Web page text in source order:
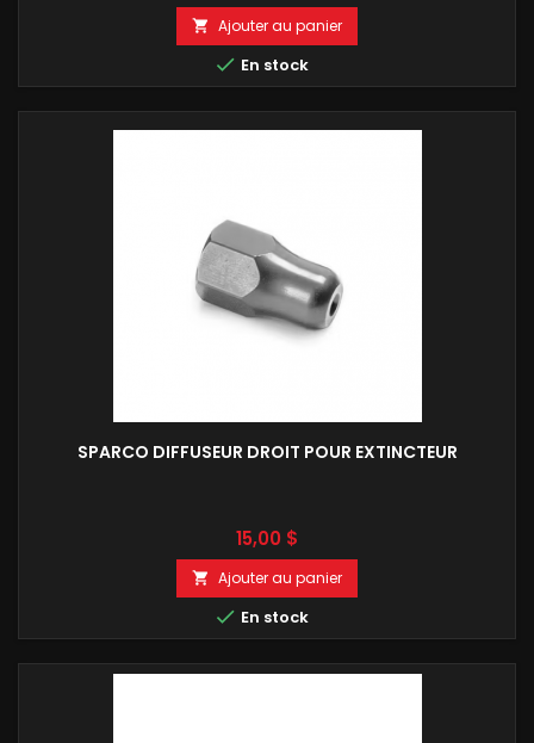
 Ajouter au panier
 En stock
SPARCO DIFFUSEUR DROIT POUR EXTINCTEUR
Prix
15,00 $
 Ajouter au panier
 En stock